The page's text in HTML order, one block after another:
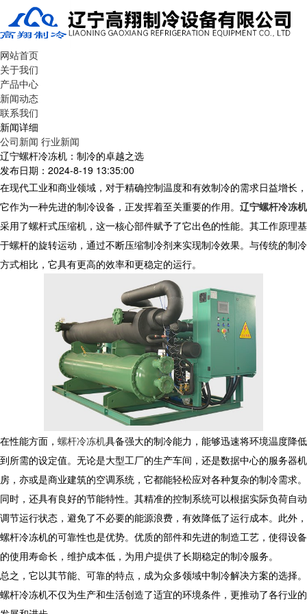
网站首页
关于我们
产品中心
新闻动态
联系我们
新闻详细
公司新闻 行业新闻
辽宁螺杆冷冻机：制冷的卓越之选
发布日期：2024-8-19 13:35:00
在现代工业和商业领域，对于精确控制温度和有效制冷的需求日益增长，
它作为一种先进的制冷设备，正发挥着至关重要的作用。 辽宁螺杆冷冻机
采用了螺杆式压缩机，这一核心部件赋予了它出色的性能。其工作原理基
于螺杆的旋转运动，通过不断压缩制冷剂来实现制冷效果。与传统的制冷
方式相比，它具有更高的效率和更稳定的运行。
在性能方面， 螺杆冷冻机具备强大的制冷能力，能够迅速将环境温度降低
到所需的设定值。无论是大型工厂的生产车间，还是数据中心的服务器机
房，亦或是商业建筑的空调系统，它都能轻松应对各种复杂的制冷需求。
同时，还具有良好的节能特性。其精准的控制系统可以根据实际负荷自动
调节运行状态，避免了不必要的能源浪费，有效降低了运行成本。此外，
螺杆冷冻机的可靠性也是优势。优质的部件和先进的制造工艺，使得设备
的使用寿命长，维护成本低，为用户提供了长期稳定的制冷服务。
总之，它以其节能、可靠的特点，成为众多领域中制冷解决方案的选择。
螺杆冷冻机不仅为生产和生活创造了适宜的环境条件，更推动了各行业的